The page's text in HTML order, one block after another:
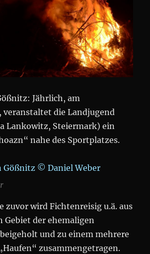
Jährlich, am
veranstaltet die Landjugend
Lankowitz, Steiermark) ein
nahe des Sportplatzes.
zuvor wird Fichtenreisig u.ä. aus
Gebiet der ehemaligen
und zu einem mehrere
zusammengetragen.